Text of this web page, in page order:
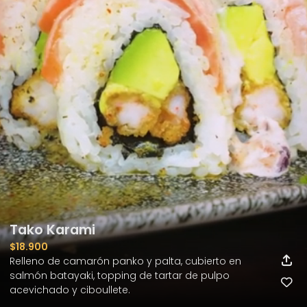
Tako Karami
$18.900
Relleno de camarón panko y palta, cubierto en
salmón batayaki, topping de tartar de pulpo
acevichado y ciboullete.